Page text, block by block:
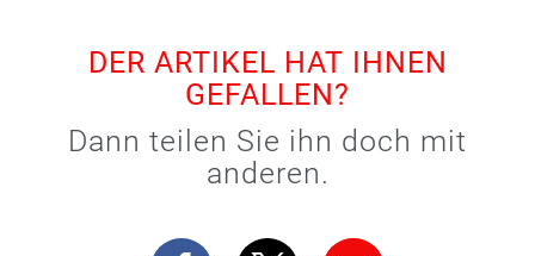
DER ARTIKEL HAT IHNEN
GEFALLEN?
Dann teilen Sie ihn doch mit
anderen.